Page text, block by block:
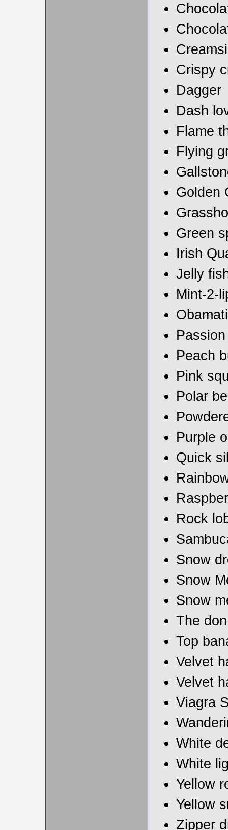
Crispy
Dagger
Dash
Flame
Flying
Golden
Green
Irish
Jelly
Mint-2-
Peach
Pink
Polar
Purple
Quick
Rock
Snow
Snow
Snow
The don
Top
Velvet
Velvet
Viagra
White
White
Yellow
Yellow
Zipper